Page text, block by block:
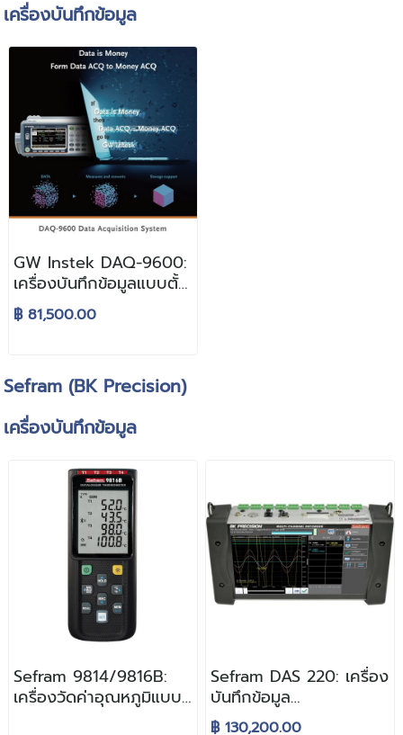
เครื่องบันทึกข้อมูล
GW Instek DAQ-9600:
เครื่องบันทึกข้อมูลแบบตั้ง
โต๊ะ รองรับการเชื่อมต่อถึง
3 โมดูล ความละเอียดสูง
฿ 81,500.00
Sefram (BK Precision)
เครื่องบันทึกข้อมูล
Sefram 9814/9816B:
เครื่องวัดค่าอุณหภูมิแบบ
Sefram DAS 220: เครื่อง
บันทึกข้อมูล
(Datalogger) 10Ch.
฿ 130,200.00